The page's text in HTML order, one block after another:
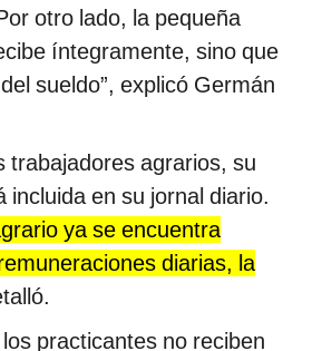
otro lado, la pequeña
íntegramente, sino que
sueldo”, explicó Germán
trabajadores agrarios, su
incluida en su jornal diario.
ya se encuentra
diarias, la
practicantes no reciben